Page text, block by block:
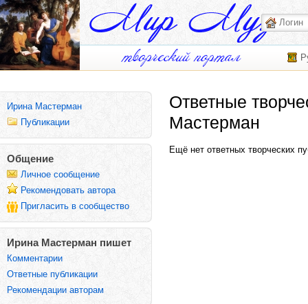
Ирина Мастерман
Публикации
Общение
Личное сообщение
Рекомендовать автора
Пригласить в сообщество
Ирина Мастерман пишет
Комментарии
Ответные публикации
Рекомендации авторам
Ответные
Мастерман
Ещё нет ответных творческих